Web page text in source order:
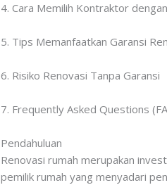
4. Cara Memilih Kontraktor
5. Tips Memanfaatkan Garansi
6. Risiko Renovasi Tanpa Garansi
7. Frequently Asked Questions
Pendahuluan
Renovasi rumah merupakan
pemilik rumah yang menyadari